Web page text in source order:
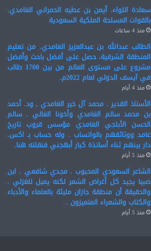
سعادة اللواء. أيمن بن عطيه الحمراني الغامدي.
بالقوات المسلحة الملكية السعودية
منذ 4 ساعات
الطالب عبدالله بن عبدالعزيز الغامدي. من تعليم
المنطقة الشرقية، حصل على أفضل باحث وأفضل
مشروع على مستوى العالم من بين 1700 طالب
في آيسف الدولي لعام 2022م.
منذ 4 أيام
الأستاذ القدير . محمد آل خير الغامدي , ود. أحمد
بن محمد سالم الغامدي وأخونا الغالي . سالم
الحسن الأبلجي الغامدي مؤسس قروب تاريخ
غامد ووثائقهم بالواتساب . وله حساب بـ اكس.
دار بينهم ثناء أساتذة كبار أبهجني فنقلته هنا.
منذ 5 أيام
الشاعر السعودي المحبوب . مجدي شافعي . ابن
صبيا يجيد كل أغراض الشعر لكنه يميل للغزلي .
والحقيقة أن منطقة جازان مليئة بالعلماء والأدباء
والكتاب والشعراء المتميزون .
منذ 5 أيام